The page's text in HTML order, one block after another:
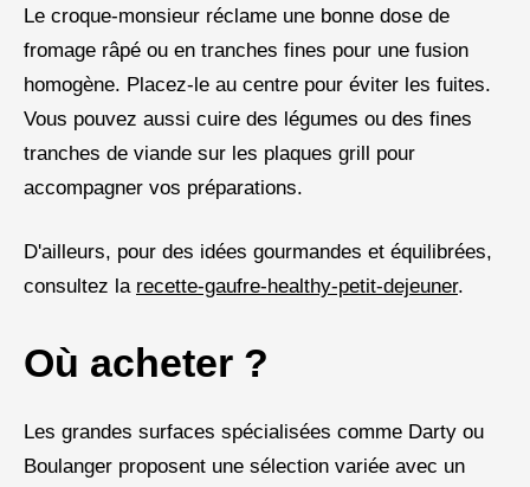
Le croque-monsieur réclame une bonne dose de
fromage râpé ou en tranches fines pour une fusion
homogène. Placez-le au centre pour éviter les fuites.
Vous pouvez aussi cuire des légumes ou des fines
tranches de viande sur les plaques grill pour
accompagner vos préparations.
D'ailleurs, pour des idées gourmandes et équilibrées,
consultez la recette-gaufre-healthy-petit-dejeuner.
Où acheter ?
Les grandes surfaces spécialisées comme Darty ou
Boulanger proposent une sélection variée avec un